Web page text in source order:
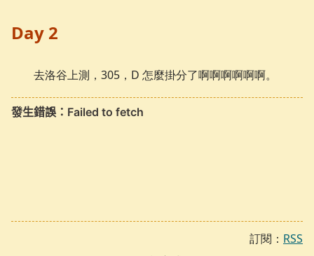
Day 2
去洛谷上測，305，D 怎麼掛分了啊啊啊啊啊啊。
訂閱： RSS